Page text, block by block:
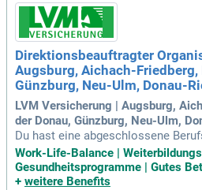
Direktionsbeauftragter
Augsburg, Aichach-
Günzburg, Neu-Ulm, Donau-
LVM Versicherung | Augsburg,
der Donau, Günzburg, Neu-Ulm,
Du hast eine abgeschlossene
u/-mann für Versicherungen und
ersicherungsfachwirt/-in oder
lifikation.
Work-Life-Balance |
Gesundheitsprogramme | Gutes
+ weitere Benefits